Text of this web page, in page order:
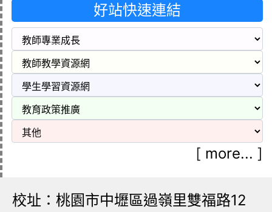
好站快速連結
[ more... ]
校址：桃園市中壢區過嶺里雙福路12